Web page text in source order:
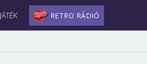
JÁTÉK RETRO RÁDIÓ